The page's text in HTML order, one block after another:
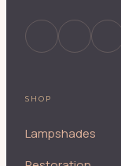
SHOP
Lampshades